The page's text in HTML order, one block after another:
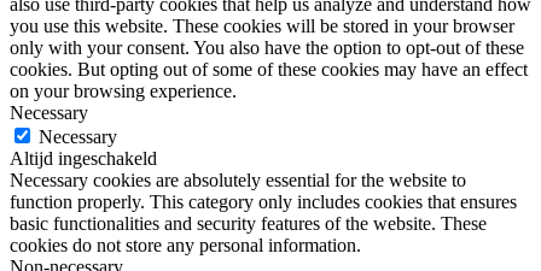
also use third-party cookies that help us analyze and understand how
you use this website. These cookies will be stored in your browser
only with your consent. You also have the option to opt-out of these
cookies. But opting out of some of these cookies may have an effect
on your browsing experience.
Necessary
Necessary
Altijd ingeschakeld
Necessary cookies are absolutely essential for the website to
function properly. This category only includes cookies that ensures
basic functionalities and security features of the website. These
cookies do not store any personal information.